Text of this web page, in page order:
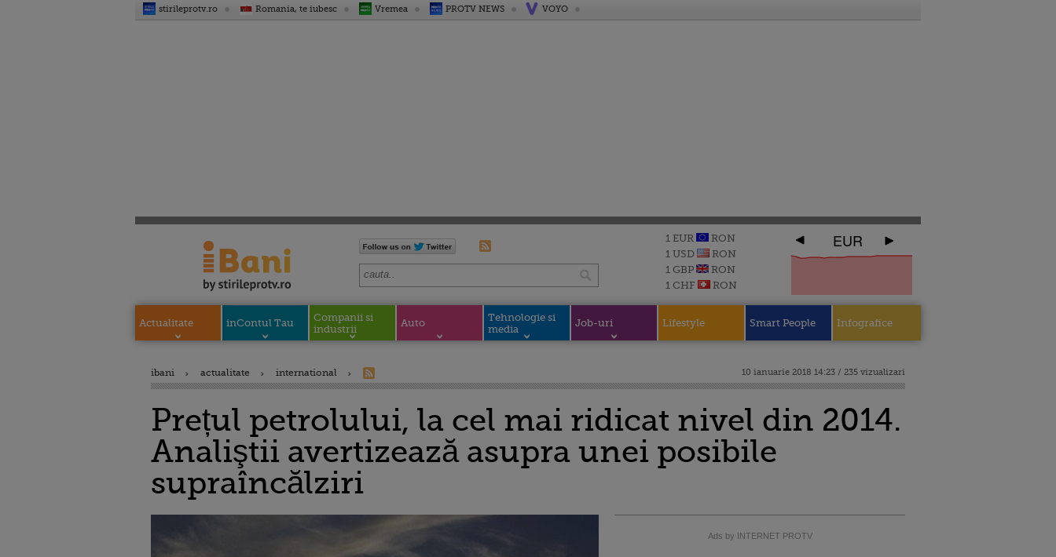
stirileprotv.ro Romania, te iubesc Vremea PROTV NEWS VOYO
1 EUR
RON
1 USD
RON
1 GBP
RON
1 CHF
RON
EUR
Actualitate inContul Tau
Companii si
industrii
Auto
Tehnologie si
media
Job-uri Lifestyle Smart People Infografice
ibani actualitate international 10 ianuarie 2018 14:23 / 235 vizualizari
Prețul petrolului, la cel mai ridicat nivel din 2014.
Analiştii avertizează asupra unei posibile
supraîncălziri
Ads by INTERNET PROTV